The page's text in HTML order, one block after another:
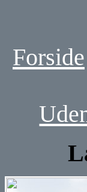
Forside